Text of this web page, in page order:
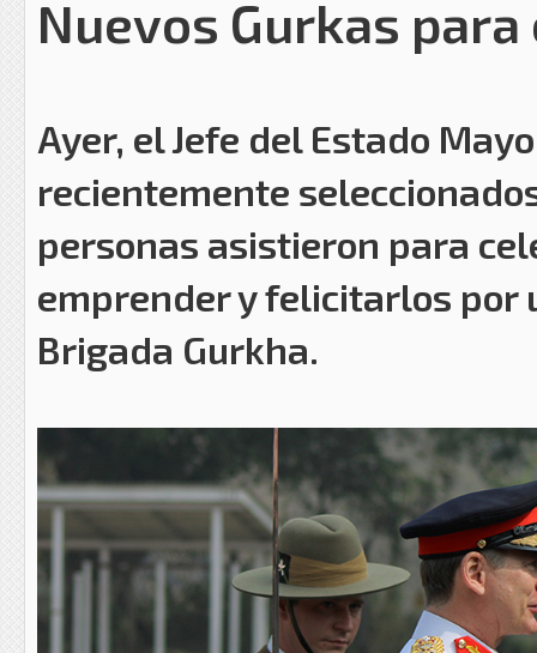
Nuevos Gurkas
Ayer, el Jefe del Estado
recientemente
personas asistieron para
emprender y felicitarlos por
Brigada Gurkha.